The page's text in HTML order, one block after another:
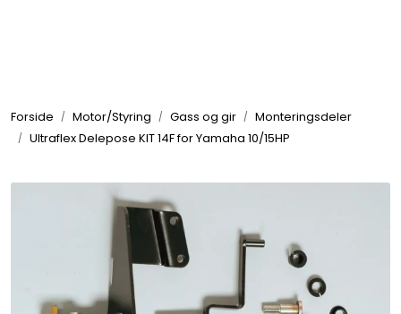
Forside Motor/Styring Gass og gir
Monteringsdeler
Ultraflex Delepose KIT 14F for Yamaha 10/15HP
Elektrisk
Bygg/Innredning
VVS